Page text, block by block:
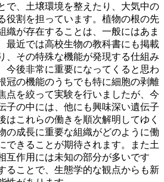
で、土壌環境を整えたり、大気中の
役割を担っています。植物の根の先
織が存在することは、一般にはあま
最近では高校生物の教科書にも掲載
、その特殊な機能が発現する仕組み
今後非常に重要になってくると思わ
冠の機能のうちでも特に細胞の剥離
点を絞って実験を行いましたが、今
子の中には、他にも興味深い遺伝子
はこれらの働きを順次解明してゆく
の成長に重要な組織がどのように働
できることが期待されます。また土
互作用には未知の部分が多いです
ることで、生態学的な観点からも新